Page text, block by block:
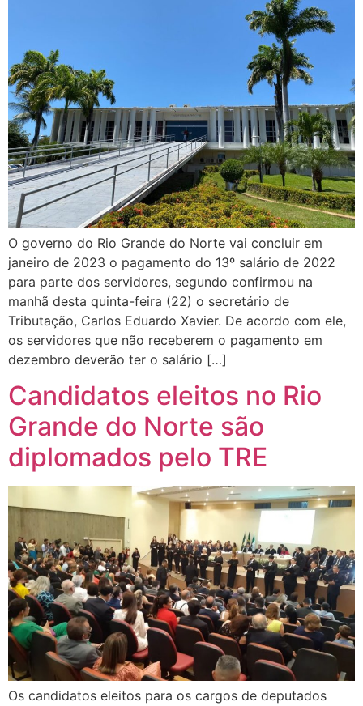
O governo do Rio Grande do Norte vai concluir em
janeiro de 2023 o pagamento do 13º salário de 2022
para parte dos servidores, segundo confirmou na
manhã desta quinta-feira (22) o secretário de
Tributação, Carlos Eduardo Xavier. De acordo com ele,
os servidores que não receberem o pagamento em
dezembro deverão ter o salário […]
Candidatos eleitos no Rio
Grande do Norte são
diplomados pelo TRE
Os candidatos eleitos para os cargos de deputados